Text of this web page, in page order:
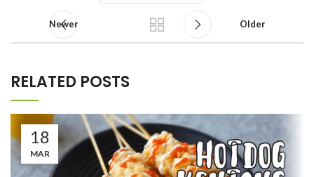
Newer Older
RELATED POSTS
18
MAR